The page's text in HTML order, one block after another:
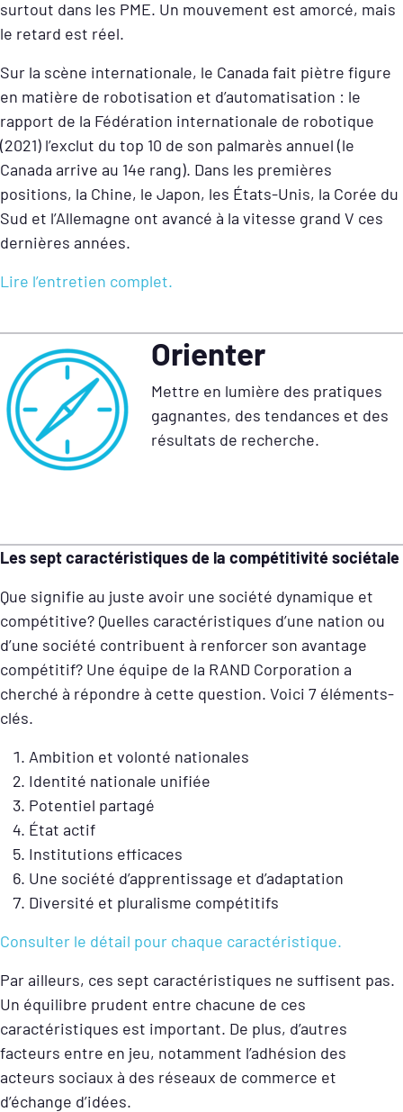
surtout dans les PME. Un mouvement est amorcé, mais
le retard est réel.
Sur la scène internationale, le Canada fait piètre figure
en matière de robotisation et d’automatisation : le
rapport de la Fédération internationale de robotique
(2021) l’exclut du top 10 de son palmarès annuel (le
Canada arrive au 14e rang). Dans les premières
positions, la Chine, le Japon, les États-Unis, la Corée du
Sud et l’Allemagne ont avancé à la vitesse grand V ces
dernières années.
Lire l’entretien complet.
Orienter
Mettre en lumière des pratiques
gagnantes, des tendances et des
résultats de recherche.
Les sept caractéristiques de la compétitivité sociétale
Que signifie au juste avoir une société dynamique et
compétitive? Quelles caractéristiques d’une nation ou
d’une société contribuent à renforcer son avantage
compétitif? Une équipe de la RAND Corporation a
cherché à répondre à cette question. Voici 7 éléments-
clés.
Ambition et volonté nationales
Identité nationale unifiée
Potentiel partagé
État actif
Institutions efficaces
Une société d’apprentissage et d’adaptation
Diversité et pluralisme compétitifs
Consulter le détail pour chaque caractéristique.
Par ailleurs, ces sept caractéristiques ne suffisent pas.
Un équilibre prudent entre chacune de ces
caractéristiques est important. De plus, d’autres
facteurs entre en jeu, notamment l’adhésion des
acteurs sociaux à des réseaux de commerce et
d’échange d’idées.